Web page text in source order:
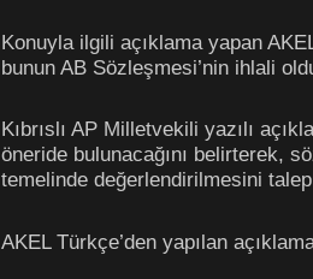
Konuyla ilgili açıklama yapan
bunun AB Sözleşmesi’nin ihlali
Kıbrıslı AP Milletvekili yazılı
öneride bulunacağını belirterek,
temelinde değerlendirilmesini
AKEL Türkçe’den yapılan